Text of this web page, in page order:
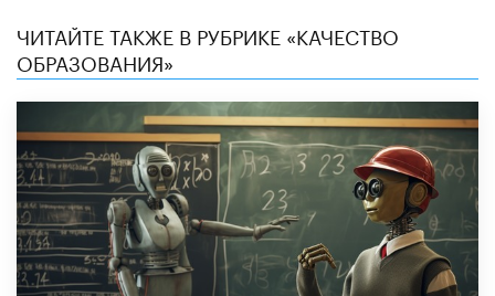
ЧИТАЙТЕ ТАКЖЕ В РУБРИКЕ «КАЧЕСТВО
ОБРАЗОВАНИЯ»